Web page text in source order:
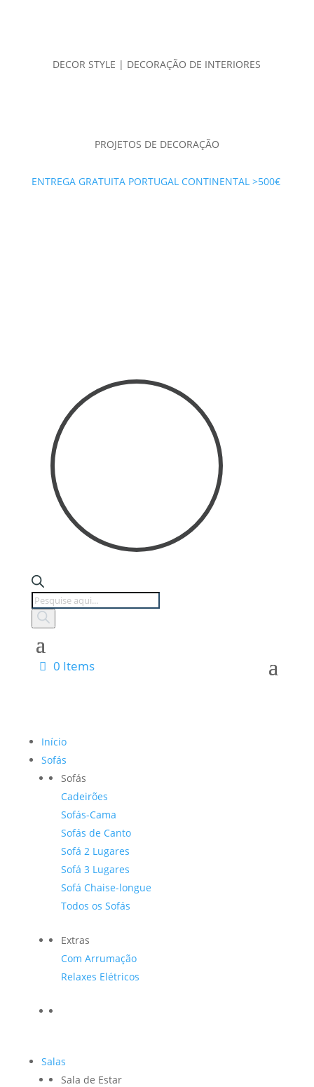
DECOR STYLE | DECORAÇÃO DE INTERIORES
PROJETOS DE DECORAÇÃO
ENTREGA GRATUITA PORTUGAL CONTINENTAL >500€
Products
search
0 Items
Início
Sofás
Sofás
Cadeirões
Sofás-Cama
Sofás de Canto
Sofá 2 Lugares
Sofá 3 Lugares
Sofá Chaise-longue
Todos os Sofás
Extras
Com Arrumação
Relaxes Elétricos
Salas
Sala de Estar